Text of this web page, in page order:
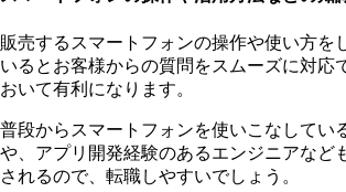
販売するスマートフォンの操作や使い方を
いるとお客様からの質問をスムーズに対応
おいて有利になります。
普段からスマートフォンを使いこなしてい
や、アプリ開発経験のあるエンジニアなど
されるので、転職しやすいでしょう。